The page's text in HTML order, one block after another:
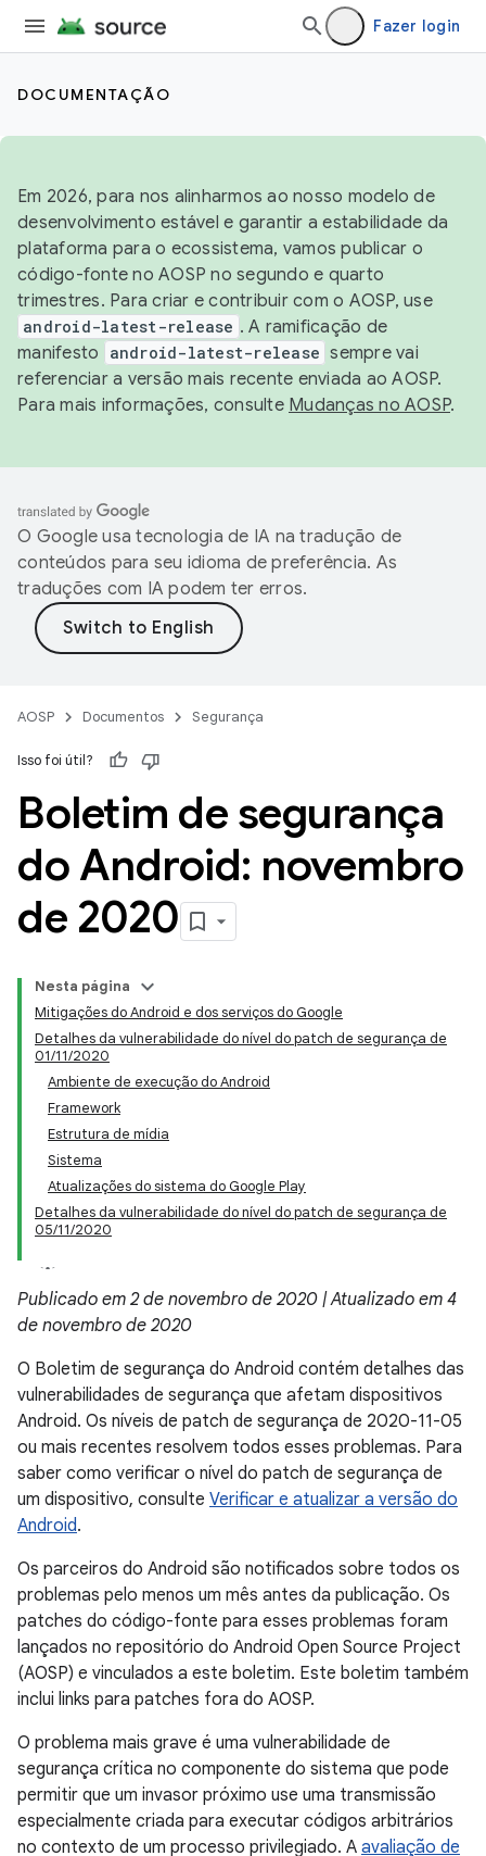
Fazer login
DOCUMENTAÇÃO
Em 2026, para nos alinharmos ao nosso modelo de
desenvolvimento estável e garantir a estabilidade da
plataforma para o ecossistema, vamos publicar o
código-fonte no AOSP no segundo e quarto
trimestres. Para criar e contribuir com o AOSP, use
android-latest-release . A ramificação de
manifesto
android-latest-release sempre vai
referenciar a versão mais recente enviada ao AOSP.
Para mais informações, consulte Mudanças no AOSP.
O Google usa tecnologia de IA na tradução de
conteúdos para seu idioma de preferência. As
traduções com IA podem ter erros.
AOSP Documentos Segurança
Isso foi útil?
Boletim de segurança
do Android: novembro
de 2020
Nesta página
Mitigações do Android e dos serviços do Google
Detalhes da vulnerabilidade do nível do patch de segurança de
01/11/2020
Ambiente de execução do Android
Framework
Estrutura de mídia
Sistema
Atualizações do sistema do Google Play
Detalhes da vulnerabilidade do nível do patch de segurança de
05/11/2020
Publicado em 2 de novembro de 2020 | Atualizado em 4
de novembro de 2020
O Boletim de segurança do Android contém detalhes das
vulnerabilidades de segurança que afetam dispositivos
Android. Os níveis de patch de segurança de 2020-11-05
ou mais recentes resolvem todos esses problemas. Para
saber como verificar o nível do patch de segurança de
um dispositivo, consulte Verificar e atualizar a versão do
Android.
Os parceiros do Android são notificados sobre todos os
problemas pelo menos um mês antes da publicação. Os
patches do código-fonte para esses problemas foram
lançados no repositório do Android Open Source Project
(AOSP) e vinculados a este boletim. Este boletim também
inclui links para patches fora do AOSP.
O problema mais grave é uma vulnerabilidade de
segurança crítica no componente do sistema que pode
permitir que um invasor próximo use uma transmissão
especialmente criada para executar códigos arbitrários
no contexto de um processo privilegiado. A avaliação de